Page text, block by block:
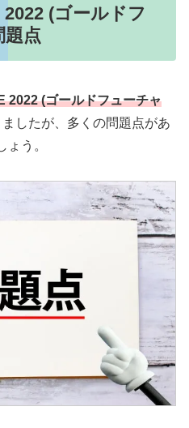
(ゴールドフ
題点
2022 (ゴールドフューチャ
したが、多くの問題点があ
ょう。